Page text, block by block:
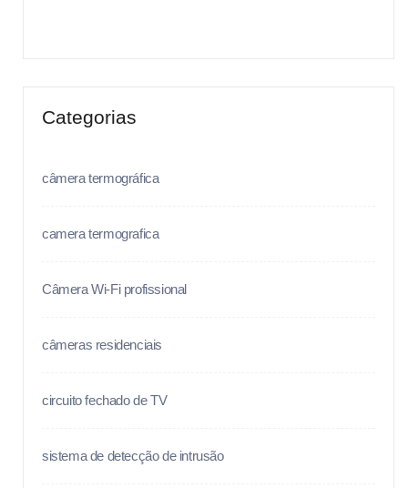
Categorias
câmera termográfica
camera termografica
Câmera Wi-Fi profissional
câmeras residenciais
circuito fechado de TV
sistema de detecção de intrusão